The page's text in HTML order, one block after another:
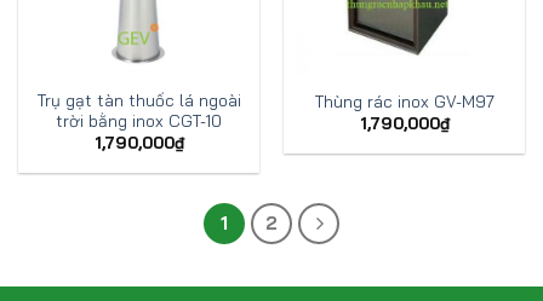
Trụ gạt tàn thuốc lá ngoài
trời bằng inox CGT-10
1,790,000₫
Thùng rác inox GV-M97
1,790,000₫
1 2